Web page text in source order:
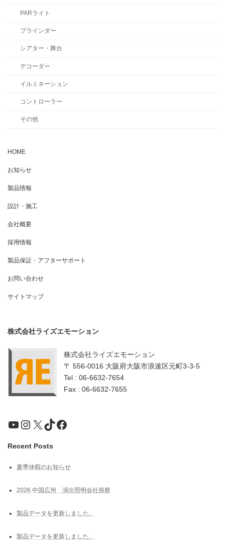
PARライト
ブラインダー
シアター・舞台
デコーダー
イルミネーション
コントローラー
その他
HOME
お知らせ
製品情報
設計・施工
会社概要
採用情報
製品保証・アフターサポート
お問い合わせ
サイトマップ
株式会社ライズエモーション
株式会社ライズエモーション
〒 556-0016 大阪府大阪市浪速区元町3-3-5
Tel : 06-6632-7654
Fax : 06-6632-7655
YouTube
Instagram
X TikTokFacebook
Recent Posts
夏季休暇のお知らせ
2026 中国広州 演出照明会社視察
製品データを更新しました。
製品データを更新しました。